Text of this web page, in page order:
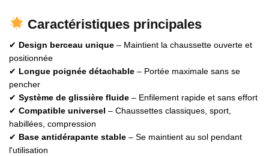
Caractéristiques principales
✔ Design berceau unique – Maintient la chaussette ouverte et
positionnée
✔ Longue poignée détachable – Portée maximale sans se
pencher
✔ Système de glissière fluide – Enfilement rapide et sans effort
✔ Compatible universel – Chaussettes classiques, sport,
habillées, compression
✔ Base antidérapante stable – Se maintient au sol pendant
l'utilisation